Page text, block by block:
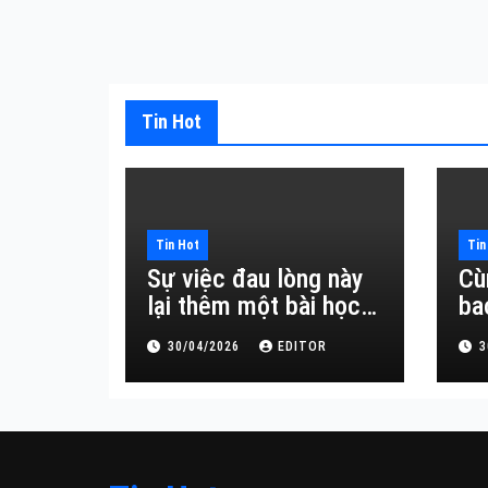
Tin Hot
Tin Hot
Sự việc đau lòng này
lại thêm một bài học
đắt giá về sự vô
thường.
30/04/2026 EDITOR